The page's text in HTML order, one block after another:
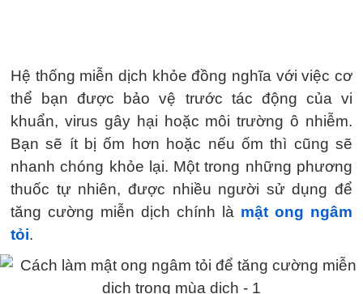
Hệ thống miễn dịch khỏe đồng nghĩa với việc cơ
thể bạn được bảo vệ trước tác động của vi
khuẩn, virus gây hại hoặc môi trường ô nhiễm.
Bạn sẽ ít bị ốm hơn hoặc nếu ốm thì cũng sẽ
nhanh chóng khỏe lại. Một trong những phương
thuốc tự nhiên, được nhiều người sử dụng để
tăng cường miễn dịch chính là mật ong ngâm
tỏi.